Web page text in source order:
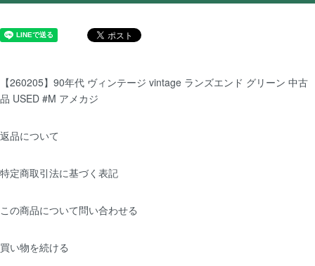
【260205】90年代 ヴィンテージ vintage ランズエンド グリーン 中古
品 USED #M アメカジ
返品について
特定商取引法に基づく表記
この商品について問い合わせる
買い物を続ける